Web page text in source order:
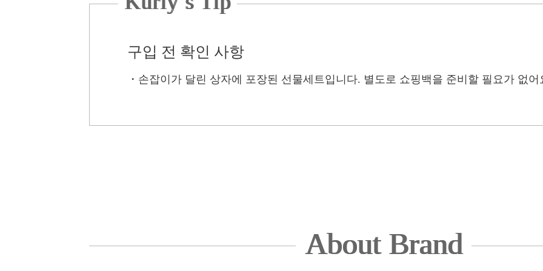
구입 전 확인 사항
・ 손잡이가 달린 상자에 포장된 선물세트입니다. 별도로 쇼핑백을 준비할 필요가 없어
About Brand